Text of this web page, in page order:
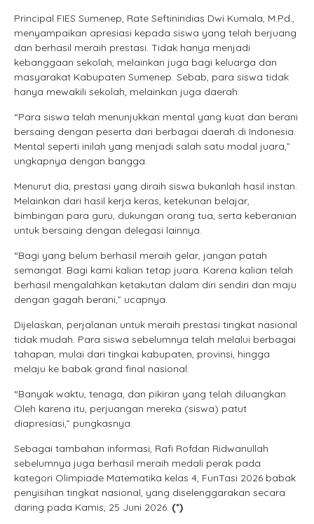
Principal FIES Sumenep, Rate Seftinindias Dwi Kumala, M.Pd.,
menyampaikan apresiasi kepada siswa yang telah berjuang
dan berhasil meraih prestasi. Tidak hanya menjadi
kebanggaan sekolah, melainkan juga bagi keluarga dan
masyarakat Kabupaten Sumenep. Sebab, para siswa tidak
hanya mewakili sekolah, melainkan juga daerah.
“Para siswa telah menunjukkan mental yang kuat dan berani
bersaing dengan peserta dari berbagai daerah di Indonesia.
Mental seperti inilah yang menjadi salah satu modal juara,”
ungkapnya dengan bangga.
Menurut dia, prestasi yang diraih siswa bukanlah hasil instan.
Melainkan dari hasil kerja keras, ketekunan belajar,
bimbingan para guru, dukungan orang tua, serta keberanian
untuk bersaing dengan delegasi lainnya.
“Bagi yang belum berhasil meraih gelar, jangan patah
semangat. Bagi kami kalian tetap juara. Karena kalian telah
berhasil mengalahkan ketakutan dalam diri sendiri dan maju
dengan gagah berani,” ucapnya.
Dijelaskan, perjalanan untuk meraih prestasi tingkat nasional
tidak mudah. Para siswa sebelumnya telah melalui berbagai
tahapan, mulai dari tingkai kabupaten, provinsi, hingga
melaju ke babak grand final nasional.
“Banyak waktu, tenaga, dan pikiran yang telah diluangkan.
Oleh karena itu, perjuangan mereka (siswa) patut
diapresiasi,” pungkasnya.
Sebagai tambahan informasi, Rafi Rofdan Ridwanullah
sebelumnya juga berhasil meraih medali perak pada
kategori Olimpiade Matematika kelas 4, FunTasi 2026 babak
penyisihan tingkat nasional, yang diselenggarakan secara
daring pada Kamis, 25 Juni 2026. (*)